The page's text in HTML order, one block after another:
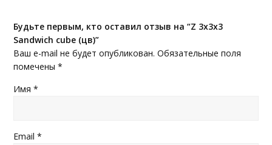
Будьте первым, кто оставил отзыв на “Z 3x3x3
Sandwich cube (цв)”
Ваш e-mail не будет опубликован. Обязательные поля
помечены*
Имя*
Email*